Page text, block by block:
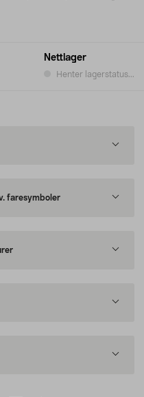
Nettlager
Henter lagerstatus...
faresymboler